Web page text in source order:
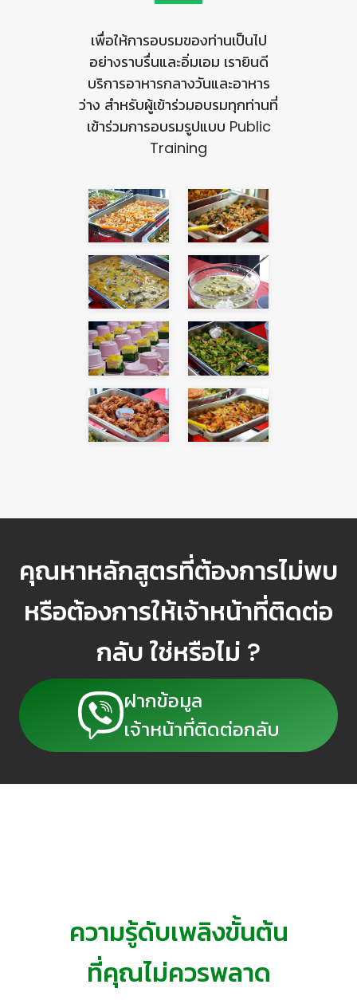
เพื่อให้การอบรมของท่านเป็นไป
อย่างราบรื่นและอิ่มเอม เรายินดี
บริการอาหารกลางวันและอาหาร
ว่าง สำหรับผู้เข้าร่วมอบรมทุกท่านที่
เข้าร่วมการอบรมรูปแบบ Public
Training
คุณหาหลักสูตรที่ต้องการไม่พบ
หรือต้องการให้เจ้าหน้าที่ติดต่อ
กลับ ใช่หรือไม่ ?
ฝากข้อมูล
เจ้าหน้าที่ติดต่อกลับ
ความรู้ดับเพลิงขั้นต้น
ที่คุณไม่ควรพลาด